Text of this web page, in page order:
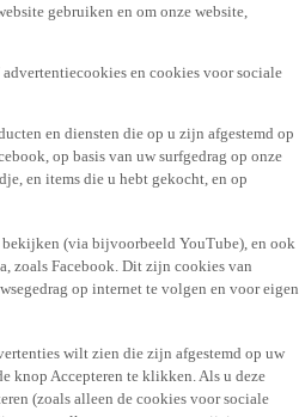
gebruiken en om onze website,
en cookies voor sociale
en diensten die op u zijn afgestemd op
op basis van uw surfgedrag op onze
en items die u hebt gekocht, en op
(via bijvoorbeeld YouTube), en ook
zoals Facebook. Dit zijn cookies van
op internet te volgen en voor eigen
wilt zien die zijn afgestemd op uw
knop Accepteren te klikken. Als u deze
(zoals alleen de cookies voor sociale